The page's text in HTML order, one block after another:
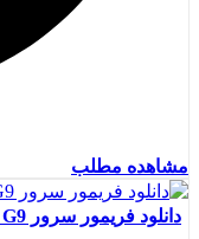
مشاهده مطلب
دانلود فریمور سرور HP DL380 G9 و DL380 G10